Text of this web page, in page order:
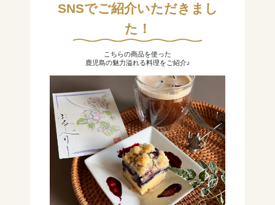
SNSでご紹介いただきまし
た！
こちらの商品を使った
鹿児島の魅力溢れる料理をご紹介♪